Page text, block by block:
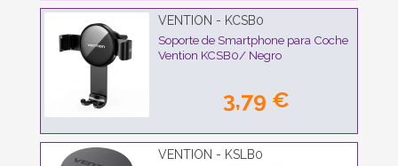
VENTION - KCSB0
Soporte de Smartphone para Coche
Vention KCSB0/ Negro
3,79 €
VENTION - KSLB0